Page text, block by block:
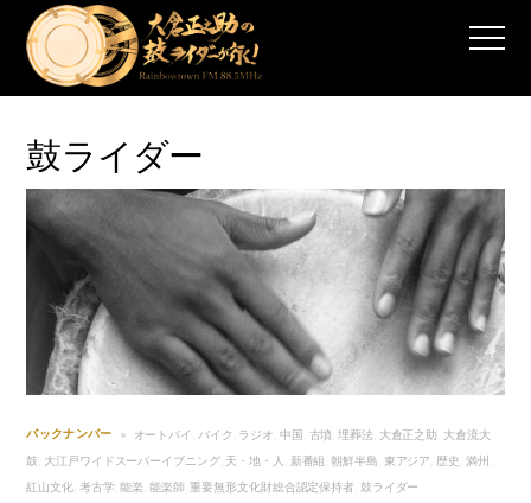
鼓ライダー
バックナンバー オートバイ バイク ラジオ 中国 古墳 埋葬法, 大倉正之助 大倉流大
鼓 大江戸ワイドスーパーイブニング, 天・地・人 新番組 朝鮮半島 東アジア 歴史 満州
紅山文化 考古学, 能楽 能楽師 重要無形文化財総合認定保持者 鼓ライダー